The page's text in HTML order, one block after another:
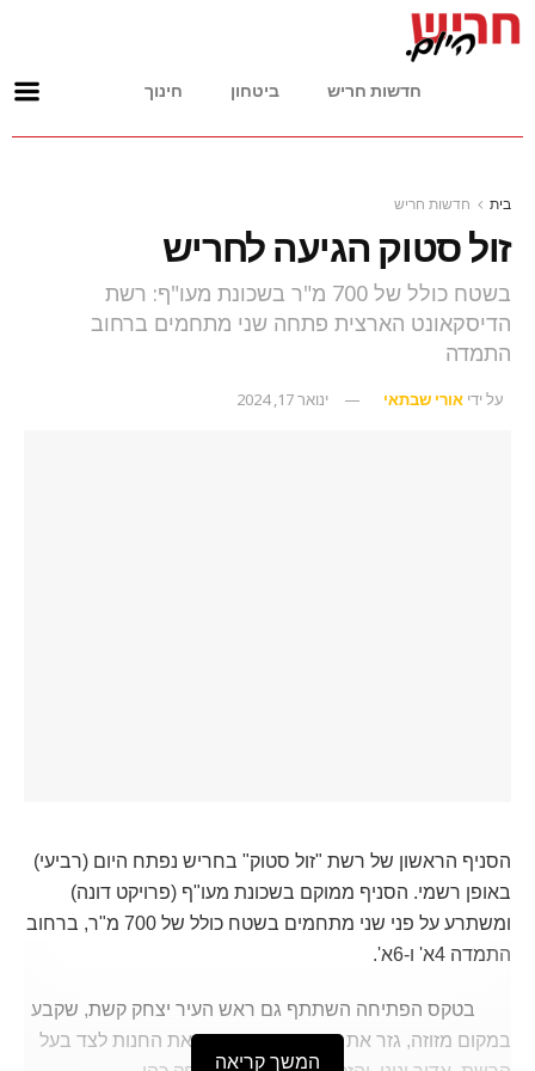
חדשות חריש ביטחון חינוך
בית חדשות חריש
זול סטוק הגיעה לחריש
בשטח כולל של 700 מ"ר בשכונת מעו"ף: רשת
הדיסקאונט הארצית פתחה שני מתחמים ברחוב
התמדה
על ידי אורי שבתאי ינואר 17, 2024
הסניף הראשון של רשת "זול סטוק" בחריש נפתח היום (רביעי)
באופן רשמי. הסניף ממוקם בשכונת מעו"ף (פרויקט דונה)
ומשתרע על פני שני מתחמים בשטח כולל של 700 מ"ר, ברחוב
התמדה 4א' ו-6א'.
בטקס הפתיחה השתתף גם ראש העיר יצחק קשת, שקבע
במקום מזוזה, גזר את הסרט החגיגי וחנך את החנות לצד בעל
המשך קריאה